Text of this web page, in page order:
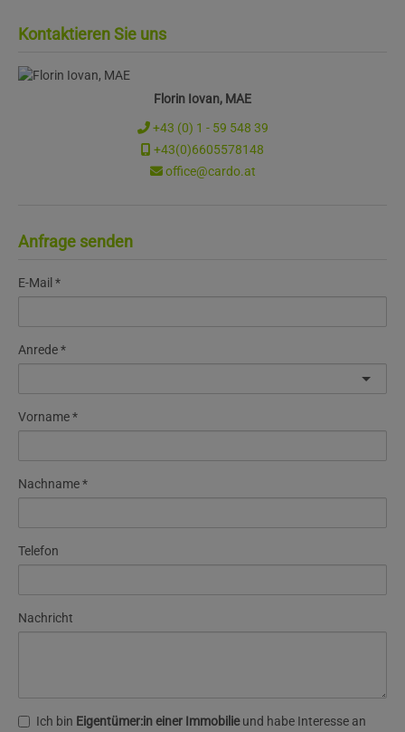
Kontaktieren Sie uns
Florin Iovan, MAE
+43 (0) 1 - 59 548 39
+43(0)6605578148
office@cardo.at
Anfrage senden
E-Mail
Anrede
Vorname
Nachname
Telefon
Nachricht
Ich bin Eigentümer:in einer Immobilieund habe Interesse an